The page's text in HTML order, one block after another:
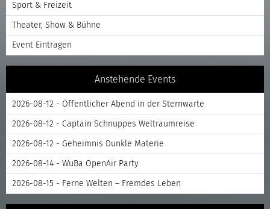
Sport & Freizeit
Theater, Show & Bühne
Event Eintragen
Anstehende Events
2026-08-12 - Öffentlicher Abend in der Sternwarte
2026-08-12 - Captain Schnuppes Weltraumreise
2026-08-12 - Geheimnis Dunkle Materie
2026-08-14 - WuBa OpenAir Party
2026-08-15 - Ferne Welten – Fremdes Leben